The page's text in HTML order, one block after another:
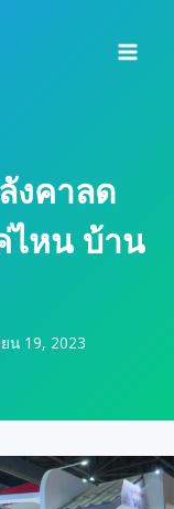
งคาลด
ไหน บ้าน
น 19, 2023